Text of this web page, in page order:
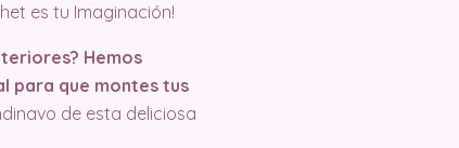
es tu Imaginación!
Hemos
para que montes tus
de esta deliciosa